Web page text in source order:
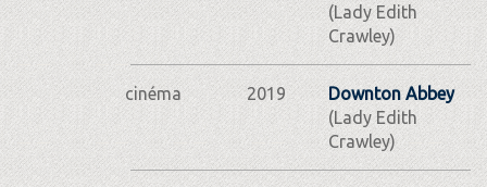
(Lady Edith
Crawley)
cinéma 2019
Downton Abbey
(Lady Edith
Crawley)